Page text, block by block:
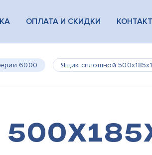
ОПЛАТА И СКИДКИ
6000 Ящик сплошной